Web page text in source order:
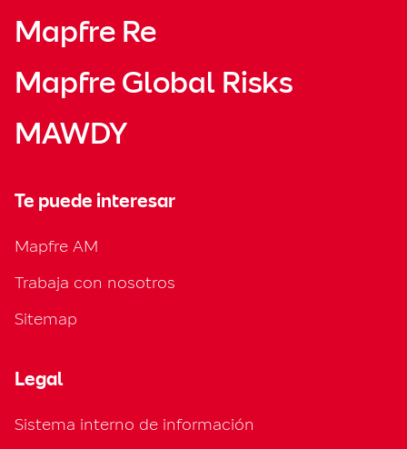
Mapfre Re
Mapfre Global Risks
MAWDY
Te puede interesar
Mapfre AM
Trabaja con nosotros
Sitemap
Legal
Sistema interno de información